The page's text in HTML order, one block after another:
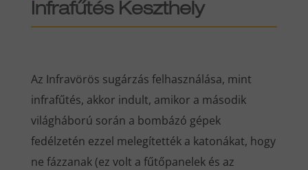
Infrafűtés Keszthely
Az Infravörös sugárzás felhasználása, mint
infrafűtés, akkor indult, amikor a második
világháború során a bombázó gépek
fedélzetén ezzel melegítették a katonákat, hogy
ne fázzanak (ez volt a fűtőpanelek és az